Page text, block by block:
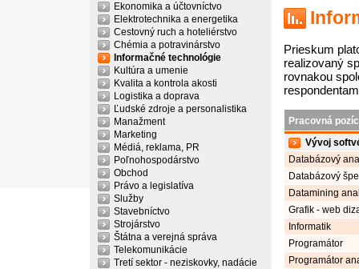
Ekonomika a účtovníctvo
Elektrotechnika a energetika
Cestovný ruch a hoteliérstvo
Chémia a potravinárstvo
Informačné technológie
Kultúra a umenie
Kvalita a kontrola akosti
Logistika a doprava
Ľudské zdroje a personalistika
Manažment
Marketing
Médiá, reklama, PR
Poľnohospodárstvo
Obchod
Právo a legislatíva
Služby
Stavebníctvo
Strojárstvo
Štátna a verejná správa
Telekomunikácie
Tretí sektor - neziskovky, nadácie
Prieskum
realizovaný
rovnakou
Pracovná
Vývoj
Databázový
Databázový
Datamining
Grafik - web
Informatik
Programátor
Programátor